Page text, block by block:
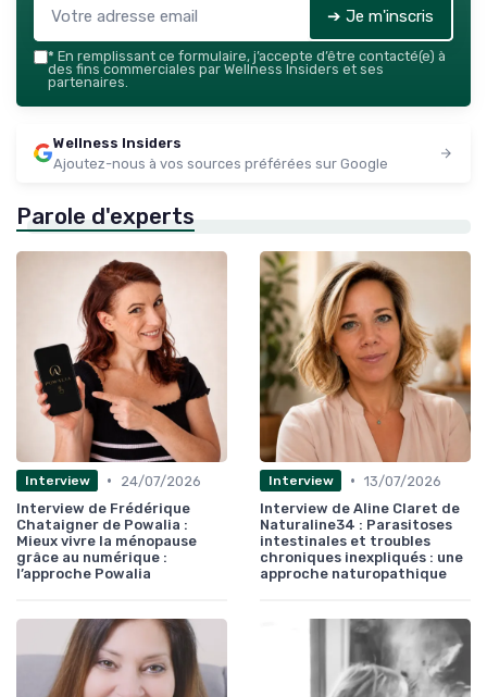
➔ Je m'inscris
* En remplissant ce formulaire, j’accepte d’être contacté(e) à
des fins commerciales par Wellness Insiders et ses
partenaires.
Wellness Insiders
Ajoutez-nous à vos sources préférées sur Google
Parole d'experts
Interview •
24/07/2026
Interview de Frédérique
Chataigner de Powalia :
Mieux vivre la ménopause
grâce au numérique :
l’approche Powalia
Interview • 13/07/2026
Interview de Aline Claret de
Naturaline34 : Parasitoses
intestinales et troubles
chroniques inexpliqués : une
approche naturopathique